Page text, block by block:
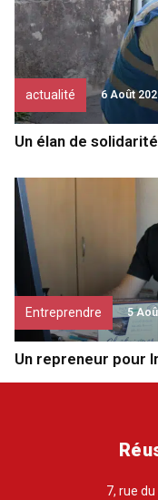
actualité 6 Août
Un élan de
Entreprendre 5
Un repreneur pour
7, rue